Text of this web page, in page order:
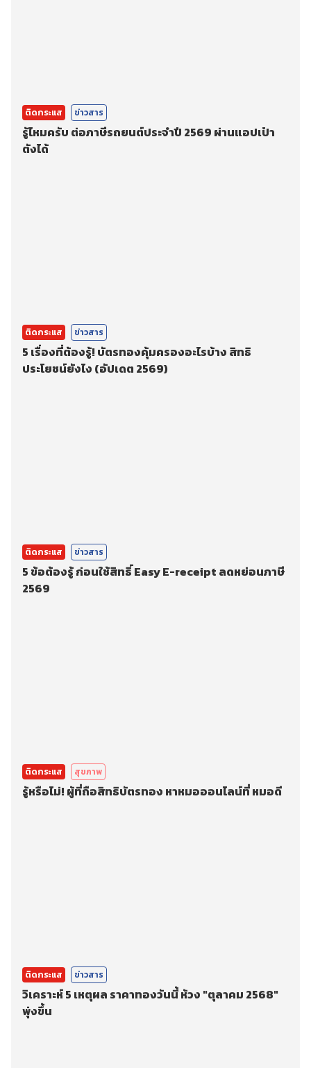
ติดกระแส ข่าวสาร
รู้ไหมครับ ต่อภาษีรถยนต์ประจำปี 2569 ผ่านแอปเป๋า
ตังได้
ติดกระแส ข่าวสาร
5 เรื่องที่ต้องรู้! บัตรทองคุ้มครองอะไรบ้าง สิทธิ
ประโยชน์ยังไง (อัปเดต 2569)
ติดกระแส ข่าวสาร
5 ข้อต้องรู้ ก่อนใช้สิทธิ์ Easy E-receipt ลดหย่อนภาษี
2569
ติดกระแส สุขภาพ
รู้หรือไม่! ผู้ที่ถือสิทธิบัตรทอง หาหมอออนไลน์ที่ หมอดี
ติดกระแส ข่าวสาร
วิเคราะห์ 5 เหตุผล ราคาทองวันนี้ ห้วง "ตุลาคม 2568"
พุ่งขึ้น